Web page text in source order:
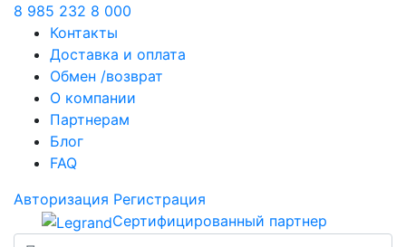
8 985 232 8 000
Контакты
Доставка и оплата
Обмен /возврат
О компании
Партнерам
Блог
FAQ
Авторизация Регистрация
Сертифицированный партнер